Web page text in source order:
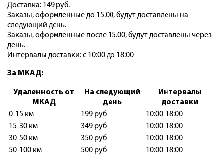
Доставка: 149 руб.
Заказы, оформленные до 15.00, будут доставлены на
следующий день.
Заказы, оформленные после 15.00, будут доставлены через
день.
Интервалы доставки: с 10:00 до 18:00
За МКАД:
Удаленность от
МКАД
На следующий
день
Интервалы
доставки
0-15 км
199 руб
10:00-18:00
15-30 км
349 руб
10:00-18:00
30-50 км
350 руб
10:00-18:00
50-100 км
500 руб 10:00-18:00